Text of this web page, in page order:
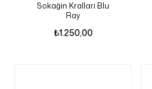
Sokağin Krallari Blu
Ray
₺1.250,00